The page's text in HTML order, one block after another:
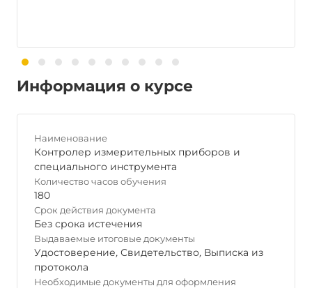
Информация о курсе
Наименование
Контролер измерительных приборов и
специального инструмента
Количество часов обучения
180
Срок действия документа
Без срока истечения
Выдаваемые итоговые документы
Удостоверение, Свидетельство, Выписка из
протокола
Необходимые документы для оформления